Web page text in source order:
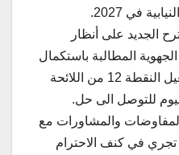
في 2027.
الجديد على أنظار
الجهوية المطالبة باستكمال
أشغال المجلس الوطني وتفعيل النقطة 12 من اللائحة
للتوصل الى حل.
والمشاورات مع
تجري في كنف الاحترام